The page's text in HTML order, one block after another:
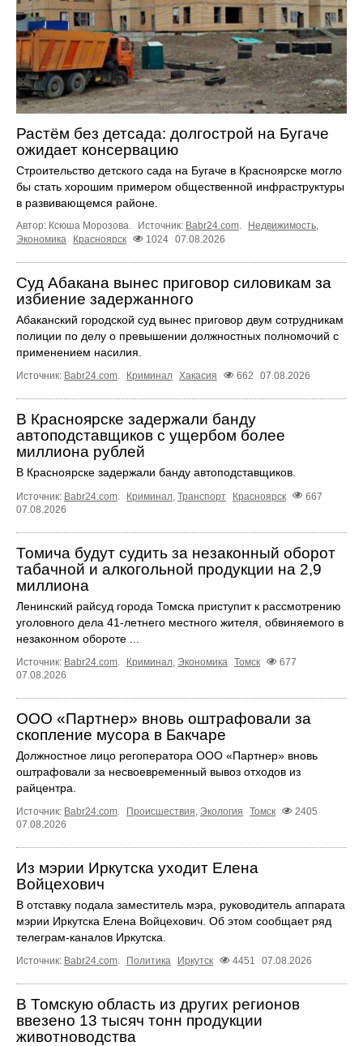
Растём без детсада: долгострой на Бугаче
ожидает консервацию
Строительство детского сада на Бугаче в Красноярске могло
бы стать хорошим примером общественной инфраструктуры
в развивающемся районе.
Автор: Ксюша Морозова. Источник: Babr24.com. Недвижимость,
Экономика
Красноярск 1024 07.08.2026
Суд Абакана вынес приговор силовикам за
избиение задержанного
Абаканский городской суд вынес приговор двум сотрудникам
полиции по делу о превышении должностных полномочий с
применением насилия.
Источник: Babr24.com. Криминал Хакасия 662 07.08.2026
В Красноярске задержали банду
автоподставщиков с ущербом более
миллиона рублей
В Красноярске задержали банду автоподставщиков.
Источник: Babr24.com Криминал Транспорт Красноярск
667
07.08.2026
Томича будут судить за незаконный оборот
табачной и алкогольной продукции на 2,9
миллиона
Ленинский райсуд города Томска приступит к рассмотрению
уголовного дела 41-летнего местного жителя, обвиняемого в
незаконном обороте ...
Источник: Babr24.com Криминал Экономика Томск
677
07.08.2026
ООО «Партнер» вновь оштрафовали за
скопление мусора в Бакчаре
Должностное лицо регоператора ООО «Партнер» вновь
оштрафовали за несвоевременный вывоз отходов из
райцентра.
Источник: Babr24.com Происшествия Экология Томск
2405
07.08.2026
Из мэрии Иркутска уходит Елена
Войцехович
В отставку подала заместитель мэра, руководитель аппарата
мэрии Иркутска Елена Войцехович. Об этом сообщает ряд
телеграм‑каналов Иркутска.
Источник: Babr24.com. Политика Иркутск 4451 07.08.2026
В Томскую область из других регионов
ввезено 13 тысяч тонн продукции
животноводства